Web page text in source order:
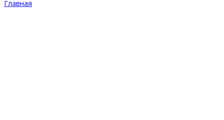
Главная